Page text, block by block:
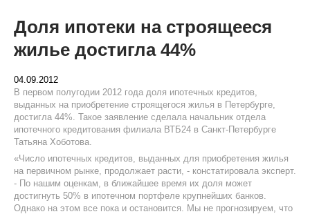
Доля ипотеки на строящееся
жилье достигла 44%
04.09.2012
В первом полугодии 2012 года доля ипотечных кредитов,
выданных на приобретение строящегося жилья в Петербурге,
достигла 44%. Такое заявление сделала начальник отдела
ипотечного кредитования филиала ВТБ24 в Санкт-Петербурге
Татьяна Хоботова.
«Число ипотечных кредитов, выданных для приобретения жилья
на первичном рынке, продолжает расти, - констатировала эксперт.
- По нашим оценкам, в ближайшее время их доля может
достигнуть 50% в ипотечном портфеле крупнейших банков.
Однако на этом все пока и остановится. Мы не прогнозируем, что